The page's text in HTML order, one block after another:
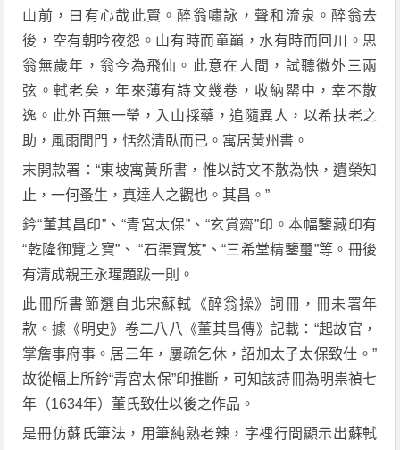
山前，曰有心哉此賢。醉翁嘯詠，聲和流泉。醉翁去
後，空有朝吟夜怨。山有時而童巔，水有時而回川。思
翁無歲年，翁今為飛仙。此意在人間，試聽徽外三兩
弦。軾老矣，年來薄有詩文幾卷，收納罌中，幸不散
逸。此外百無一瑩，入山採藥，追隨異人，以希扶老之
助，風雨閒門，恬然清臥而已。寓居黃州書。
末開款署：“東坡寓黃所書，惟以詩文不散為快，遺榮知
止，一何蚤生，真達人之觀也。其昌。”
鈐“董其昌印”、“青宮太保”、“玄賞齋”印。本幅鑒藏印有
“乾隆御覽之寶”、 “石渠寶笈”、“三希堂精鑒璽”等。冊後
有清成親王永瑆題跋一則。
此冊所書節選自北宋蘇軾《醉翁操》詞冊，冊未署年
款。據《明史》卷二八八《董其昌傳》記載：“起故官，
掌詹事府事。居三年，屢疏乞休，詔加太子太保致仕。”
故從幅上所鈐“青宮太保”印推斷，可知該詩冊為明祟禎七
年（1634年）董氏致仕以後之作品。
是冊仿蘇氏筆法，用筆純熟老辣，字裡行間顯示出蘇軾